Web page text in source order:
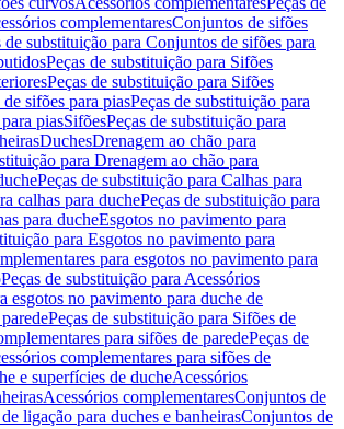
complementaresConjuntos de sifões
de substituição para Conjuntos de sifões para
Peças de substituição para Sifões
Peças de substituição para Sifões
sifões para piasPeças de substituição para
piasSifõesPeças de substituição para
DuchesDrenagem ao chão para
para Drenagem ao chão para
Peças de substituição para Calhas para
calhas para duchePeças de substituição para
para ducheEsgotos no pavimento para
para Esgotos no pavimento para
para esgotos no pavimento para
Peças de substituição para Acessórios
esgotos no pavimento para duche de
Peças de substituição para Sifões de
para sifões de paredePeças de
complementares para sifões de
e superfícies de ducheAcessórios
Acessórios complementaresConjuntos de
ligação para duches e banheirasConjuntos de